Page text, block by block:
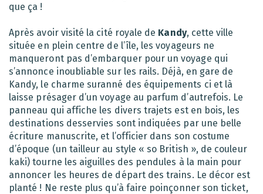
que ça !
Après avoir visité la cité royale de Kandy, cette ville
située en plein centre de l’île, les voyageurs ne
manqueront pas d’embarquer pour un voyage qui
s’annonce inoubliable sur les rails. Déjà, en gare de
Kandy, le charme suranné des équipements ci et là
laisse présager d’un voyage au parfum d’autrefois. Le
panneau qui affiche les divers trajets est en bois, les
destinations desservies sont indiquées par une belle
écriture manuscrite, et l’officier dans son costume
d’époque (un tailleur au style « so British », de couleur
kaki) tourne les aiguilles des pendules à la main pour
annoncer les heures de départ des trains. Le décor est
planté ! Ne reste plus qu’à faire poinçonner son ticket,